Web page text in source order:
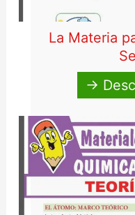
La Materia
→